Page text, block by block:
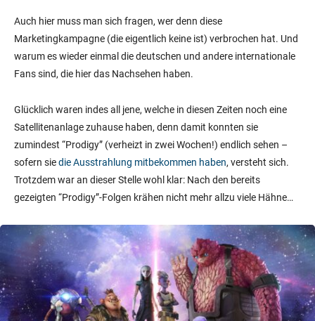
Auch hier muss man sich fragen, wer denn diese
Marketingkampagne (die eigentlich keine ist) verbrochen hat. Und
warum es wieder einmal die deutschen und andere internationale
Fans sind, die hier das Nachsehen haben.
Glücklich waren indes all jene, welche in diesen Zeiten noch eine
Satellitenanlage zuhause haben, denn damit konnten sie
zumindest “Prodigy” (verheizt in zwei Wochen!) endlich sehen –
sofern siedie Ausstrahlung mitbekommen haben, versteht sich.
Trotzdem war an dieser Stelle wohl klar: Nach den bereits
gezeigten “Prodigy”-Folgen krähen nicht mehr allzu viele Hähne…